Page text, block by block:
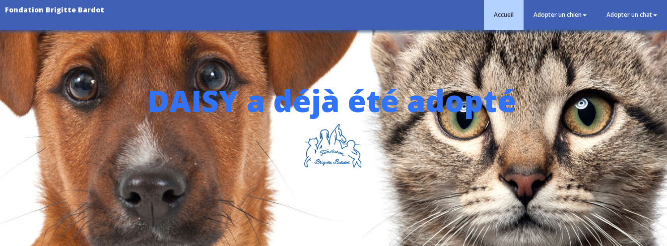
Fondation Brigitte Bardot
Accueil Adopter un chien Adopter un chat
DAISY a déjà été adopté